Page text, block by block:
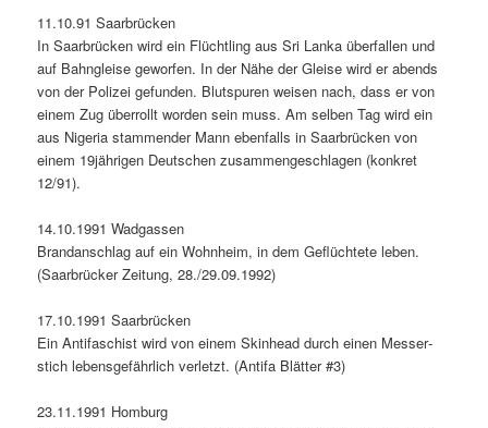
11.10.91 Saar­brück­en
InSaarbrück­en wird ein Flüchtling aus Sri Lan­ka über­fall­en und
auf Bah­n­gleise gewor­fen. In der Nähe der Gleise wird er abends
von der Polizei gefun­den. Blut­spuren weisen nach, dass er von
einem Zug über­rollt wor­den sein muss. Am sel­ben Tag wird ein
aus Nige­ria stam­mender Mann eben­falls in Saar­brück­en von
einem 19jährigen Deutschen zusam­mengeschla­gen (konkret
12/91).
14.10.1991 Wadgassen
Bran­dan­schlag auf ein Wohn­heim, in dem Geflüchtete leben.
(Saar­brück­er Zeitung, 28./29.09.1992)
17.10.1991 Saar­brück­en
Ein Antifaschist wird von einem Skin­head durch einen Messer­
stich lebens­ge­fährlich ver­let­zt. (Antifa Blät­ter #3)
23.11.1991 Hom­burg